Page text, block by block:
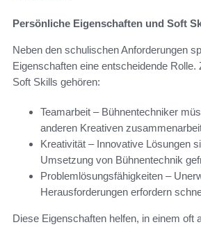
Persönliche Eigenschaften und Soft
Neben den schulischen Anforderungen
Eigenschaften eine entscheidende Rolle.
Soft Skills gehören:
Teamarbeit – Bühnentechniker
anderen Kreativen
Kreativität – Innovative Lösungen
Umsetzung von Bühnentechnik
Problemlösungsfähigkeiten –
Herausforderungen erfordern
Diese Eigenschaften helfen, in einem oft